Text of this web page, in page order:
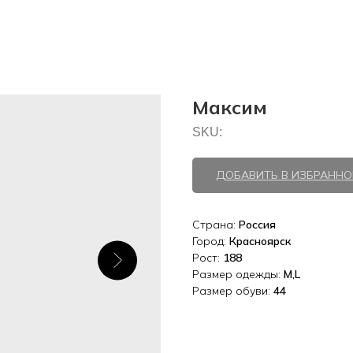
Максим
SKU:
ДОБАВИТЬ В
Страна: Россия
Город: Красноярск
Рост: 188
Размер одежды: M,L
Размер обуви: 44